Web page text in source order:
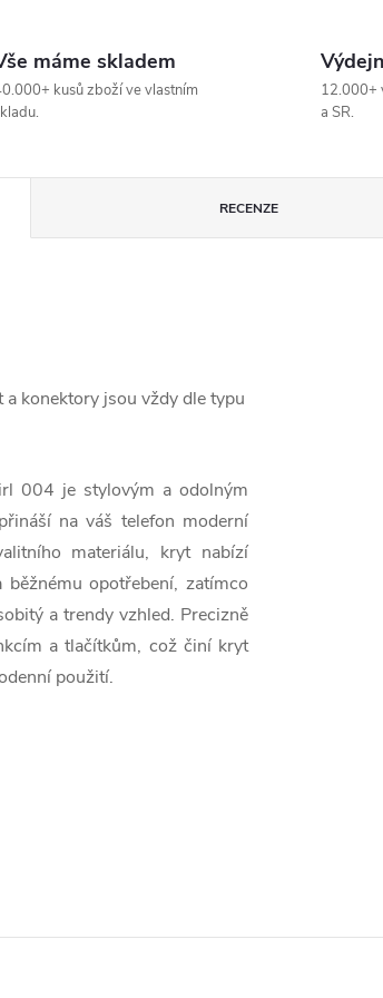
máme skladem
kusů zboží ve vlastním
12.000+
a SR.
RECENZE
konektory jsou vždy dle typu
004 je stylovým a odolným
na váš telefon moderní
materiálu, kryt nabízí
opotřebení, zatímco
a trendy vzhled. Precizně
a tlačítkům, což činí kryt
použití.